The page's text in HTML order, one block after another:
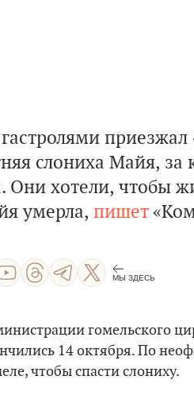
слониха Майя, за
Они хотели, чтобы
умерла, пишет
МЫ ЗДЕСЬ
гомельского
14 октября. По
чтобы спасти слониху.